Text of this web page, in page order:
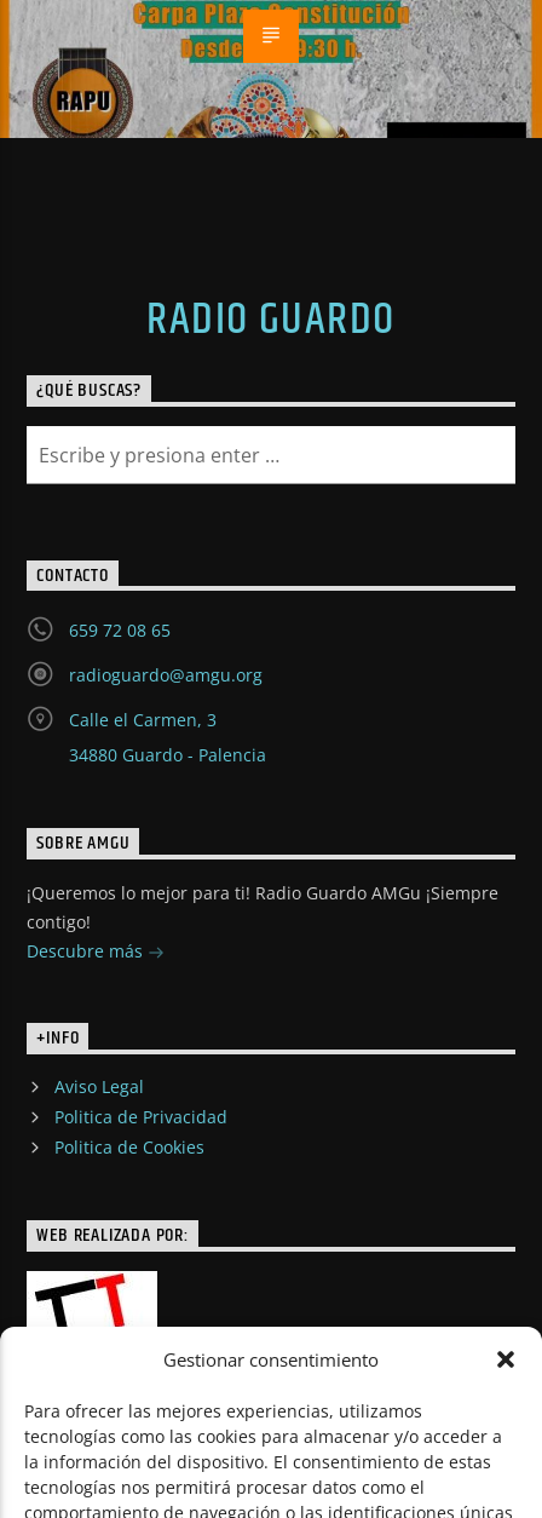
Gestionar consentimiento
Para ofrecer las mejores experiencias, utilizamos
tecnologías como las cookies para almacenar y/o acceder a
la información del dispositivo. El consentimiento de estas
tecnologías nos permitirá procesar datos como el
comportamiento de navegación o las identificaciones únicas
RADIO GUARDO
¿QUÉ BUSCAS?
CONTACTO
659 72 08 65
radioguardo@amgu.org
Calle el Carmen, 3
34880 Guardo - Palencia
SOBRE AMGU
¡Queremos lo mejor para ti! Radio Guardo AMGu ¡Siempre
contigo!
Descubre más
+INFO
Aviso Legal
Politica de Privacidad
Politica de Cookies
WEB REALIZADA POR:
© Todos los derechos reservados